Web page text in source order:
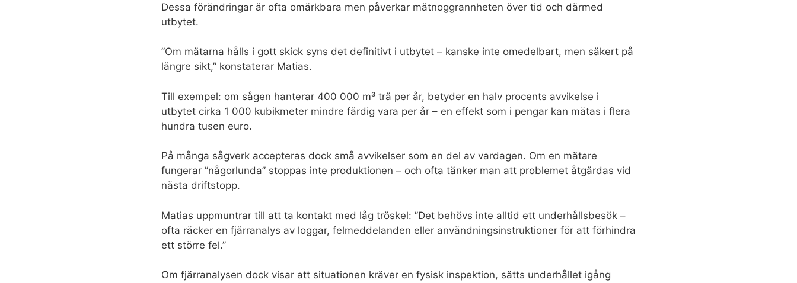
Dessa förändringar är ofta omärkbara men påverkar mätnoggrannheten över tid och därmed
utbytet.
”Om mätarna hålls i gott skick syns det definitivt i utbytet – kanske inte omedelbart, men säkert på
längre sikt,” konstaterar Matias.
Till exempel: om sågen hanterar 400 000 m³ trä per år, betyder en halv procents avvikelse i
utbytet cirka 1 000 kubikmeter mindre färdig vara per år – en effekt som i pengar kan mätas i flera
hundra tusen euro.
På många sågverk accepteras dock små avvikelser som en del av vardagen. Om en mätare
fungerar ”någorlunda” stoppas inte produktionen – och ofta tänker man att problemet åtgärdas vid
nästa driftstopp.
Matias uppmuntrar till att ta kontakt med låg tröskel: ”Det behövs inte alltid ett underhållsbesök –
ofta räcker en fjärranalys av loggar, felmeddelanden eller användningsinstruktioner för att förhindra
ett större fel.”
Om fjärranalysen dock visar att situationen kräver en fysisk inspektion, sätts underhållet igång